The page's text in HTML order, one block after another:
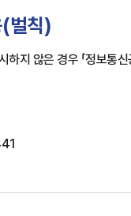
벌칙)
하지 않은 경우 「정보통